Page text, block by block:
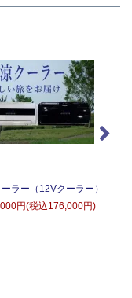
ラー（12Vクーラー）
円(税込176,000円)